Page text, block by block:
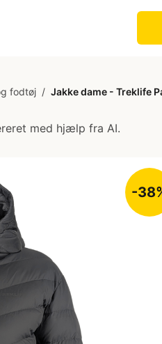
fodtøj / Jakke dame - Treklife
med hjælp fra AI.
-